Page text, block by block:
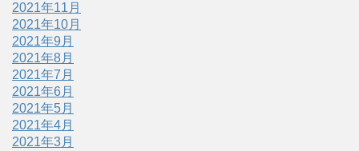
2021年11月
2021年10月
2021年9月
2021年8月
2021年7月
2021年6月
2021年5月
2021年4月
2021年3月